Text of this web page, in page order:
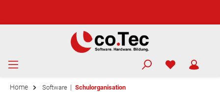
Home Software | Schulorganisation